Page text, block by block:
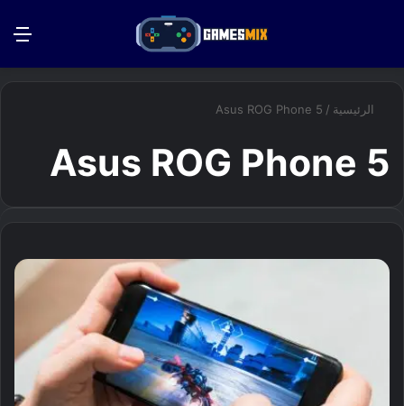
الرئيسية /
Asus ROG Phone 5
Asus ROG Phone 5